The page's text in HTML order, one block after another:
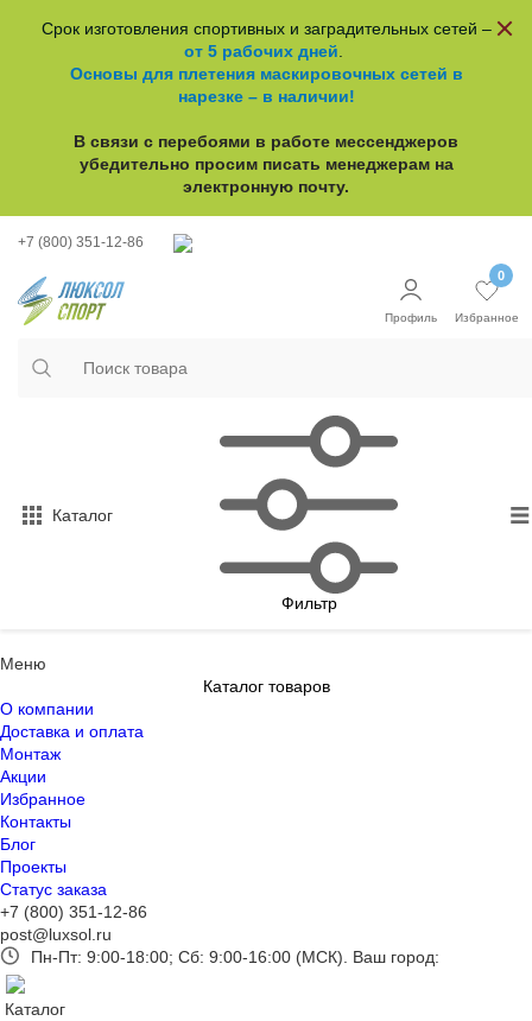
Срок изготовления спортивных и заградительных сетей –
от 5 рабочих дней
Основы для плетения маскировочных сетей в
нарезке – в наличии!
В связи с перебоями в работе мессенджеров
убедительно просим писать менеджерам на
электронную почту.
+7 (800) 351-12-86
Профиль
0
Избранное
Каталог
Фильтр
Меню
Каталог товаров
О компании
Доставка и оплата
Монтаж
Акции
Избранное
Контакты
Блог
Проекты
Статус заказа
+7 (800) 351-12-86
post@luxsol.ru
Пн-Пт: 9:00-18:00; Сб: 9:00-16:00 (МСК). Ваш город:
Каталог